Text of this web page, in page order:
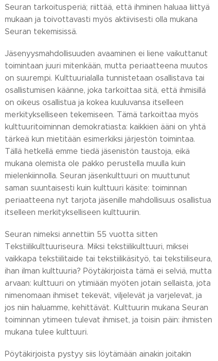
Seuran tarkoitusperiä; riittää, että ihminen haluaa liittyä
mukaan ja toivottavasti myös aktiivisesti olla mukana
Seuran tekemisissä.
Jäsenyysmahdollisuuden avaaminen ei liene vaikuttanut
toimintaan juuri mitenkään, mutta periaatteena muutos
on suurempi. Kulttuurialalla tunnistetaan osallistava tai
osallistumisen käänne, joka tarkoittaa sitä, että ihmisillä
on oikeus osallistua ja kokea kuuluvansa itselleen
merkitykselliseen tekemiseen. Tämä tarkoittaa myös
kulttuuritoiminnan demokratiasta: kaikkien ääni on yhtä
tärkeä kun mietitään esimerkiksi järjestön toimintaa.
Tällä hetkellä emme tiedä jäsenistön taustoja, eikä
mukana olemista ole pakko perustella muulla kuin
mielenkiinnolla. Seuran jäsenkulttuuri on muuttunut
saman suuntaisesti kuin kulttuuri käsite: toiminnan
periaatteena nyt tarjota jäsenille mahdollisuus osallistua
itselleen merkitykselliseen kulttuuriin.
Seuran nimeksi annettiin 55 vuotta sitten
Tekstiilikulttuuriseura. Miksi tekstiilikulttuuri, miksei
vaikkapa tekstiilitaide tai tekstiilikäsityö, tai tekstiiliseura,
ihan ilman kulttuuria? Pöytäkirjoista tämä ei selviä, mutta
arvaan: kulttuuri on ytimiään myöten jotain sellaista, jota
nimenomaan ihmiset tekevät, viljelevät ja varjelevat, ja
jos niin haluamme, kehittävät. Kulttuurin mukana Seuran
toiminnan ytimeen tulevat ihmiset, ja toisin päin: ihmisten
mukana tulee kulttuuri.
Pöytäkirjoista pystyy siis löytämään ainakin joitakin